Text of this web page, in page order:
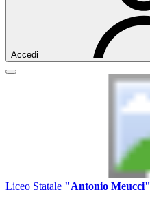
Accedi
Liceo Statale "Antonio Meucci"